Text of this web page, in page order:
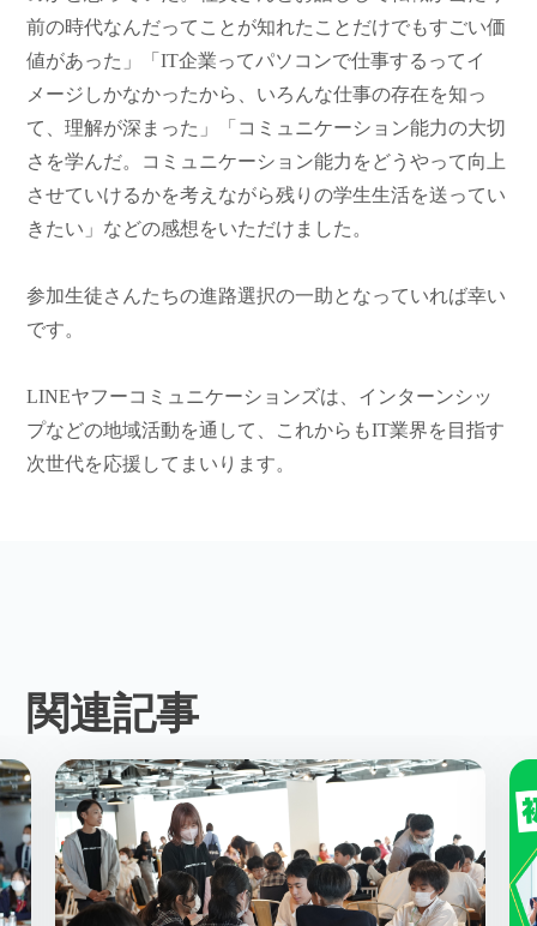
前の時代なんだってことが知れたことだけでもすごい価
値があった」「IT企業ってパソコンで仕事するってイ
メージしかなかったから、いろんな仕事の存在を知っ
て、理解が深まった」「コミュニケーション能力の大切
さを学んだ。コミュニケーション能力をどうやって向上
させていけるかを考えながら残りの学生生活を送ってい
きたい」などの感想をいただけました。
参加生徒さんたちの進路選択の一助となっていれば幸い
です。
LINEヤフーコミュニケーションズは、インターンシッ
プなどの地域活動を通して、これからもIT業界を目指す
次世代を応援してまいります。
関連記事